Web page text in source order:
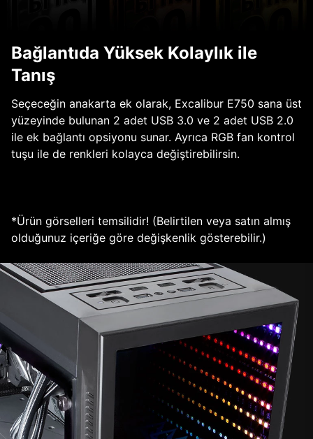
Bağlantıda Yüksek Kolaylık ile
Tanış
Seçeceğin anakarta ek olarak, Excalibur E750 sana üst
yüzeyinde bulunan 2 adet USB 3.0 ve 2 adet USB 2.0
ile ek bağlantı opsiyonu sunar. Ayrıca RGB fan kontrol
tuşu ile de renkleri kolayca değiştirebilirsin.
*Ürün görselleri temsilidir! (Belirtilen veya satın almış
olduğunuz içeriğe göre değişkenlik gösterebilir.)